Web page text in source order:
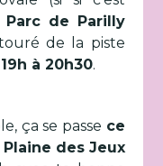
Parc de Parilly
de la piste
à 20h30.
ça se passe ce
des Jeux